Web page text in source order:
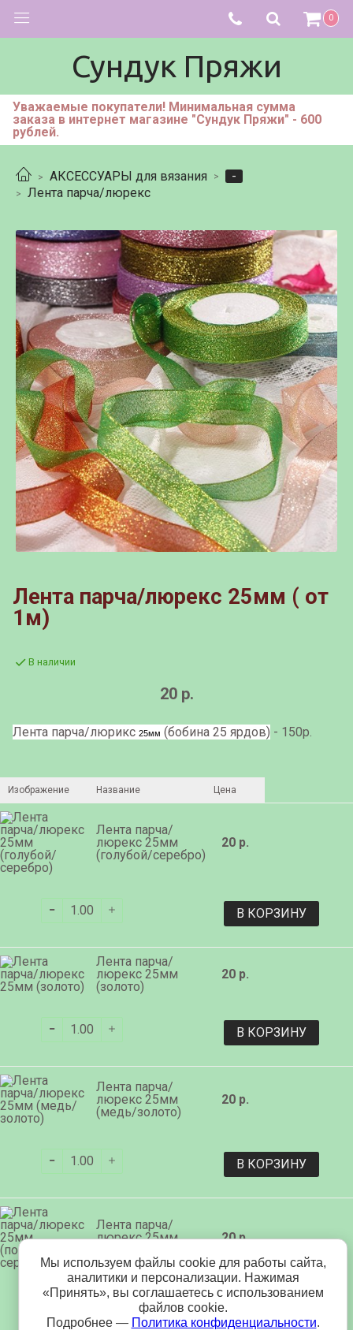
0
Сундук Пряжи
Уважаемые покупатели! Минимальная сумма
заказа в интернет магазине "Сундук Пряжи" - 600
рублей.
АКСЕССУАРЫ для вязания
-
Лента парча/люрекс
Лента парча/люрекс 25мм ( от
1м)
В наличии
20 р.
Лента парча/люрикс 25мм (бобина 25 ярдов) - 150р.
Изображение Название Цена
Лента парча/
люрекс 25мм
(голубой/серебро)
20 р.
В КОРЗИНУ
Лента парча/
люрекс 25мм
(золото)
20 р.
В КОРЗИНУ
Лента парча/
люрекс 25мм
(медь/золото)
20 р.
В КОРЗИНУ
Лента парча/
люрекс 25мм
20 р.
Мы используем файлы cookie для работы сайта,
аналитики и персонализации. Нажимая
«Принять», вы соглашаетесь с использованием
файлов cookie.
Подробнее — Политика конфиденциальности.